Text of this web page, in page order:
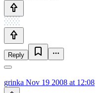
Reply
grinka Nov 19 2008 at 12:08